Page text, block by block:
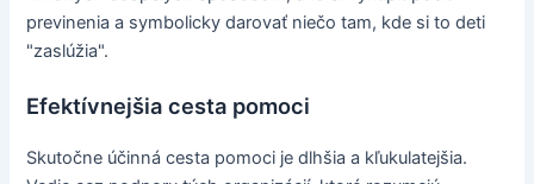
previnenia a symbolicky darovať niečo tam, kde si to deti
"zaslúžia".
Efektívnejšia cesta pomoci
Skutočne účinná cesta pomoci je dlhšia a kľukulatejšia.